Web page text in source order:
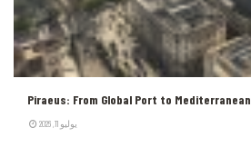
Piraeus: From Global Port to
يوليو 11, 2026